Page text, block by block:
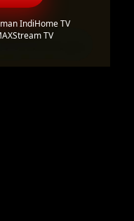
IndiHome TV
TV